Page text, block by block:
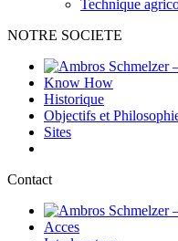
Technique
NOTRE SOCIETE
Know How
Historique
Objectifs et
Sites
Contact
Acces